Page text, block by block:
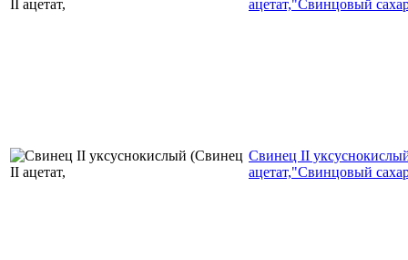
ацетат,"Свинцовый
Свинец II
ацетат,"Свинцовый